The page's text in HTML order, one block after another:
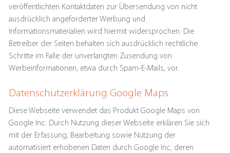
veröffentlichten Kontaktdaten zur Übersendung von nicht
ausdrücklich angeforderter Werbung und
Informationsmaterialien wird hiermit widersprochen. Die
Betreiber der Seiten behalten sich ausdrücklich rechtliche
Schritte im Falle der unverlangten Zusendung von
Werbeinformationen, etwa durch Spam-E-Mails, vor.
Datenschutzerklärung Google Maps
Diese Webseite verwendet das Produkt Google Maps von
Google Inc. Durch Nutzung dieser Webseite erklären Sie sich
mit der Erfassung, Bearbeitung sowie Nutzung der
automatisiert erhobenen Daten durch Google Inc, deren